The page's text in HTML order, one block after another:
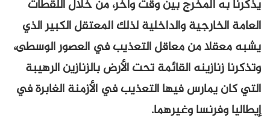
يذكرنا به المخرج بين وقت وآخر، من خلال اللقطات
العامة الخارجية والداخلية لذلك المعتقل الكبير الذي
يشبه معقلا من معاقل التعذيب في العصور الوسطى،
وتذكرنا زنازينه القائمة تحت الأرض بالزنازين الرهيبة
التي كان يمارس فيها التعذيب في الأزمنة الغابرة في
إيطاليا وفرنسا وغيرهما.